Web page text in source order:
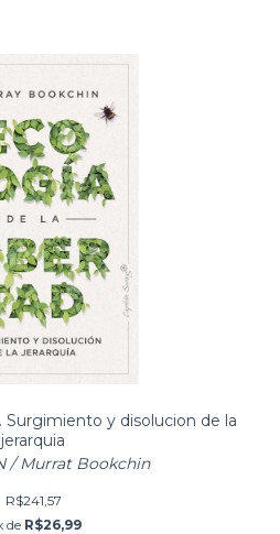
Surgimiento y disolucion de la
jerarquia
/ Murrat Bookchin
R$241,57
de R$26,99